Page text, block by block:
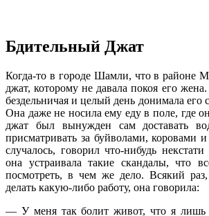
Бдительный Джат
Когда-то в городе Шамли, что в районе
джат, которому не давала покоя его
бездельничая и целый день донимала
Она даже не носила ему еду в поле, где
джат был вынужден сам доставать
присматривать за буйволами, коровами
случалось, говорил что-нибудь
она устраивала такие скандалы, что
посмотреть, в чем же дело. Всякий
делать какую-либо работу, она говорила:
— У меня так болит живот, что я лишь